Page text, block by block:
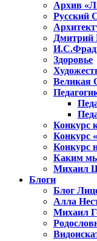
Архив
Русский
Дмитрий
Здоровье
Великая
Конкурс
Конкурс
Конкурс
Каким
Михаил
Блоги
Блог
Алла
Михаил